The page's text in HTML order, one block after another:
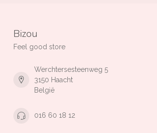
Bizou
Feel good store
Werchtersesteenweg 5
3150 Haacht
België
016 60 18 12